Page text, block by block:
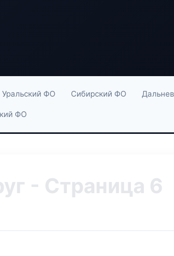
Уральский ФО Сибирский ФО
ФО
- Страница 6